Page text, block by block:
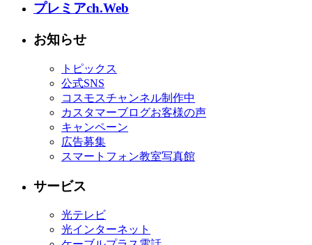
プレミアch.Web
お知らせ
トピックス
公式SNS
コスモスチャンネル制作中
カスタマーブログお客様の声
キャンペーン
広告募集
スマートフォン教室写真館
サービス
光テレビ
光インターネット